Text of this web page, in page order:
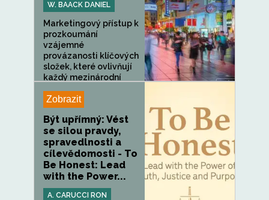
W. BAACK DANIEL
Marketingový přístup k
prozkoumání
vzájemné
provázanosti klíčových
složek, které ovlivňují
každý mezinárodní
Zobrazit
Být upřímný: Vést
se silou pravdy,
spravedlnosti a
cílevědomosti - To
Be Honest: Lead
with the Power...
A. CARUCCI RON